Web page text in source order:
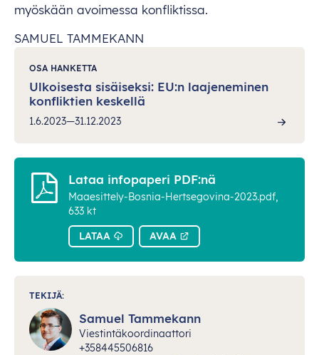
myöskään avoimessa konfliktissa.
SAMUEL TAMMEKANN
OSA HANKETTA
Ulkoisesta sisäiseksi: EU:n laajeneminen
konfliktien keskellä
1.6.2023—31.12.2023
Lataa infopaperi PDF:nä
Maaesittely-Bosnia-Hertsegovina-2023.pdf,
633 kt
LATAA AVAA
TEKIJÄ:
Samuel Tammekann
Viestintäkoordinaattori
+358445506816